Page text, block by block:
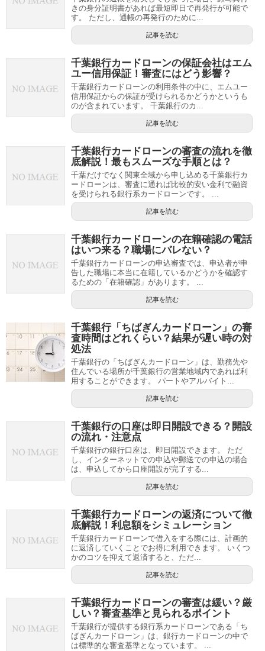
きの身分証明書があれば最短即日で再発行が可能で
す。 ただし、通帳の再発行のために...
記事を読む
千葉銀行カードローンの保証会社はエム
ユー信用保証！審査にはどう影響？
千葉銀行カードローンの利用条件の中に、エムユー
信用保証からの保証が受けられるかどうかというも
のが含まれています。 千葉銀行のカ...
記事を読む
千葉銀行カードローンの審査の流れを徹
底解説！最もスムーズな手順とは？
千葉だけでなく関東全域から申し込める千葉銀行カ
ードローンは、審査に通れば比較的安い金利で融資
を受けられる銀行系カードローンです。 ...
記事を読む
千葉銀行カードローンの在籍確認の電話
はいつ来る？職場にバレない？
千葉銀行カードローンの申込審査では、申込者が申
告した職場に本当に在籍しているかどうかを確認す
るための「在籍確認」があります。 ...
記事を読む
千葉銀行「ちばぎんカードローン」の審
査時間はどれくらい？結果が遅い時の対
処法
千葉銀行の「ちばぎんカードローン」は、勤務先や
住んでいる場所が千葉銀行の営業地域内であれば利
用することができます。 パートやアルバイト...
記事を読む
千葉銀行の口座は即日開設できる？開設
の流れ・注意点
千葉銀行の銀行口座は、即日開設できます。 ただ
し、インターネットでの申込や郵送での申込の場合
は、申込してから口座開設が完了する...
記事を読む
千葉銀行カードローンの返済について徹
底解説！利息額をシミュレーション
千葉銀行カードローンで借入をする際には、計画的
に返済していくことでお得に利用できます。 いくつ
かのコツを抑えて返済すると、ただ...
記事を読む
千葉銀行カードローンの審査は緩い？厳
しい？審査基準と見られるポイント
千葉銀行が提供する銀行系カードローンである「ち
ばぎんカードローン」は、銀行カードローンの中で
は標準的な審査基準となっています。 ...